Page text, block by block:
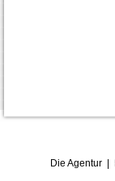
Die Agentur|